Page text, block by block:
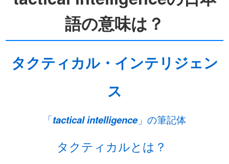
語の意味は？
タクティカル・インテリジェン
ス
「tactical intelligence」の筆記体
タクティカルとは？